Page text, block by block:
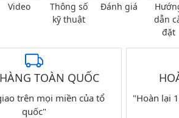
Video
Thông số
kỹ thuật
Đánh giá
dẫn
đặt
TOÀN QUỐC
trên mọi miền của tổ
quốc"
"Hoàn lại